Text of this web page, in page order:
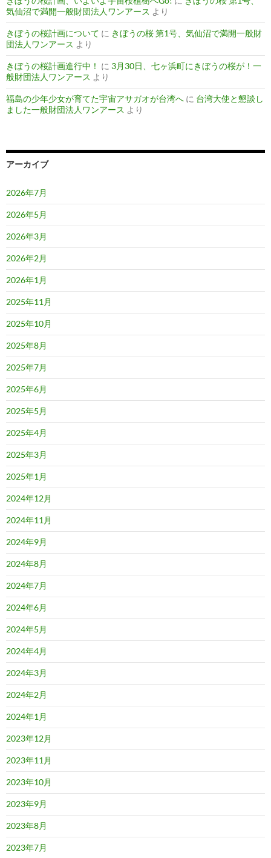
気仙沼で満開一般財団法人ワンアース より
きぼうの桜計画について に きぼうの桜 第1号、気仙沼で満開一般財
団法人ワンアース より
きぼうの桜計画進行中！ に 3月30日、七ヶ浜町にきぼうの桜が！一
般財団法人ワンアース より
福島の少年少女が育てた宇宙アサガオが台湾へ に 台湾大使と懇談し
ました一般財団法人ワンアース より
アーカイブ
2026年7月
2026年5月
2026年3月
2026年2月
2026年1月
2025年11月
2025年10月
2025年8月
2025年7月
2025年6月
2025年5月
2025年4月
2025年3月
2025年1月
2024年12月
2024年11月
2024年9月
2024年8月
2024年7月
2024年6月
2024年5月
2024年4月
2024年3月
2024年2月
2024年1月
2023年12月
2023年11月
2023年10月
2023年9月
2023年8月
2023年7月